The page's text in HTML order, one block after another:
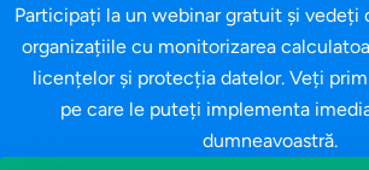
Participați la un webinar gratuit și vedeți
organizațiile cu monitorizarea
licențelor și protecția datelor. Veți
pe care le puteți implementa
dumneavoastră.